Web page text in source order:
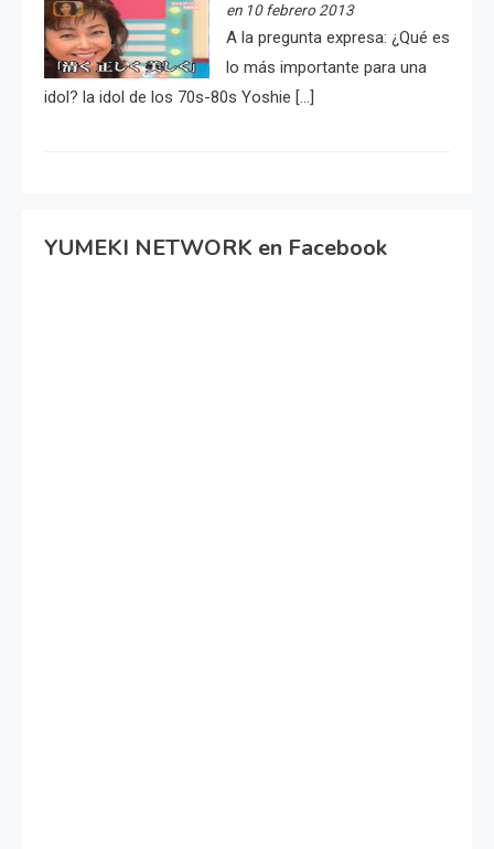
en 10 febrero 2013
A la pregunta expresa: ¿Qué es
lo más importante para una
idol? la idol de los 70s-80s Yoshie […]
YUMEKI NETWORK en Facebook